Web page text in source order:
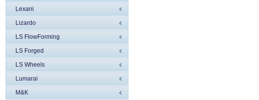
Lexani
Lizardo
LS FlowForming
LS Forged
LS Wheels
Lumarai
M&K